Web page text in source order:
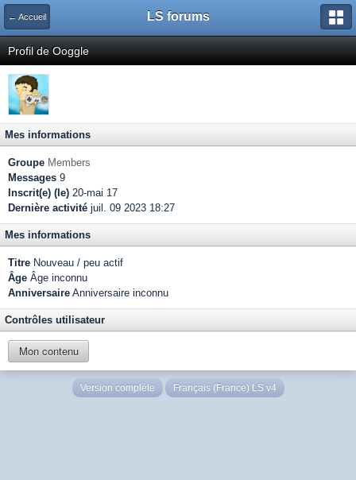
← Accueil LS forums
Profil de Ooggle
Mes informations
Groupe Members
Messages 9
Inscrit(e) (le) 20-mai 17
Dernière activité juil. 09 2023 18:27
Mes informations
Titre Nouveau / peu actif
Âge Âge inconnu
Anniversaire Anniversaire inconnu
Contrôles utilisateur
Mon contenu
Version complète Français (France) LS v4